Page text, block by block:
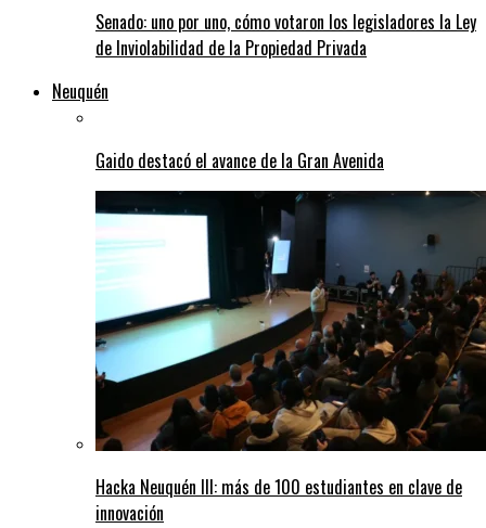
Senado: uno por uno, cómo votaron los legisladores la Ley
de Inviolabilidad de la Propiedad Privada
Neuquén
Gaido destacó el avance de la Gran Avenida
Hacka Neuquén III: más de 100 estudiantes en clave de
innovación